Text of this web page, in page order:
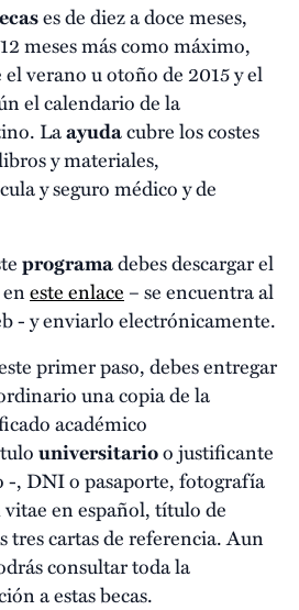
es de diez a doce meses,
meses más como máximo,
verano u otoño de 2015 y el
el calendario de la
Laayudacubre los costes
y materiales,
y seguro médico y de
programadebes descargar el
este enlace – se encuentra al
- y enviarlo electrónicamente.
primer paso, debes entregar
una copia de la
académico
universitarioo justificante
-, DNI o pasaporte, fotografía
en español, título de
tres cartas de referencia. Aun
consultar toda la
a estas becas.